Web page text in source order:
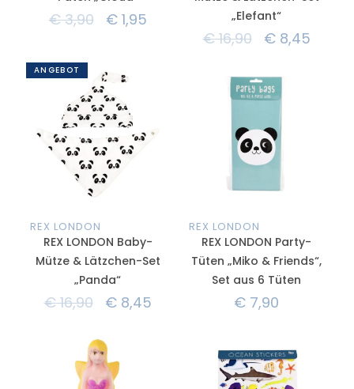
€3,90 €1,95
„Elefant“
€16,90 €8,45
ANGEBOT
REX LONDON
REX LONDON Baby-
Mütze & Lätzchen-Set
„Panda“
€16,90 €8,45
REX LONDON
REX LONDON Party-
Tüten „Miko & Friends“,
Set aus 6 Tüten
€ 7,90